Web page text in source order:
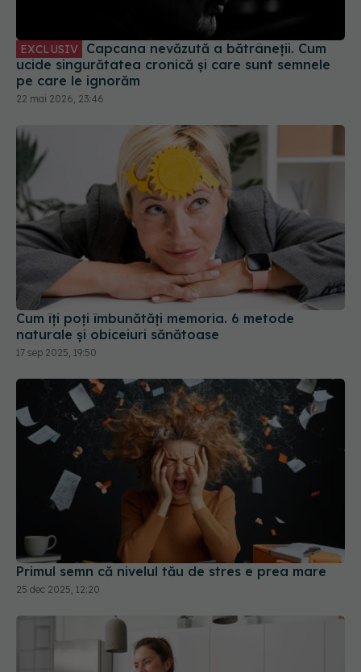
ucide singurătatea cronică și care sunt semnele
22 mai 2026, 23:46
Cum îți poți îmbunătăți memoria. 6 metode
naturale și obiceiuri sănătoase
17 sep 2025, 19:50
Primul semn că nivelul tău de stres e prea mare
25 dec 2025, 12:20